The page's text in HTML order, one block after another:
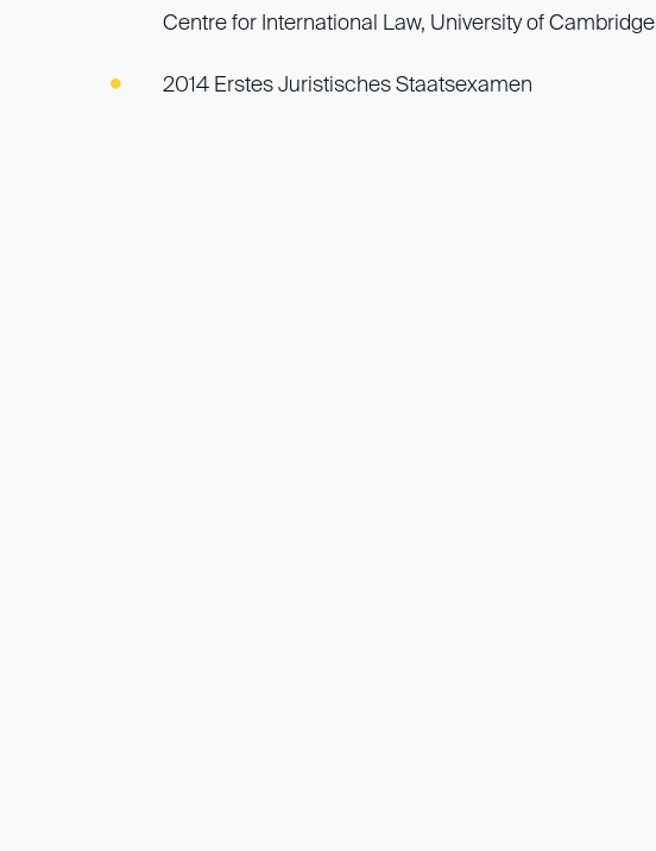
Centre for International Law, University of Cambridge
2014 Erstes Juristisches Staatsexamen